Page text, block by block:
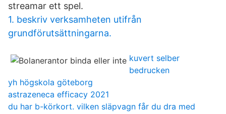
streamar ett spel.
1. beskriv verksamheten utifrån
grundförutsättningarna.
kuvert selber
bedrucken
yh högskola göteborg
astrazeneca efficacy 2021
du har b-körkort. vilken släpvagn får du dra med